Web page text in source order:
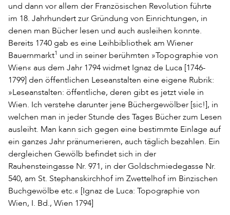
und dann vor allem der Französischen Revolution führte
im 18. Jahrhundert zur Gründung von Einrichtungen, in
denen man Bücher lesen und auch ausleihen konnte.
Bereits 1740 gab es eine Leihbibliothek am Wiener
Bauernmarkt1 und in seiner berühmten »Topographie von
Wien« aus dem Jahr 1794 widmet Ignaz de Luca [1746-
1799] den öffentlichen Leseanstalten eine eigene Rubrik:
»Leseanstalten: öffentliche, deren gibt es jetzt viele in
Wien. Ich verstehe darunter jene Büchergewölber [sic!], in
welchen man in jeder Stunde des Tages Bücher zum Lesen
ausleiht. Man kann sich gegen eine bestimmte Einlage auf
ein ganzes Jahr pränumerieren, auch täglich bezahlen. Ein
dergleichen Gewölb befindet sich in der
Rauhensteingasse Nr. 971, in der Goldschmiedegasse Nr.
540, am St. Stephanskirchhof im Zwettelhof im Binzischen
Buchgewölbe etc.« [Ignaz de Luca: Topographie von
Wien, I. Bd., Wien 1794]